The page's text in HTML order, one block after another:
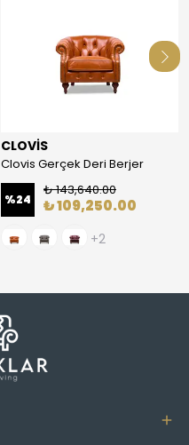
CLOVİS
Clovis Gerçek Deri Berjer
%24
₺ 143,640.00
₺ 109,250.00
+2